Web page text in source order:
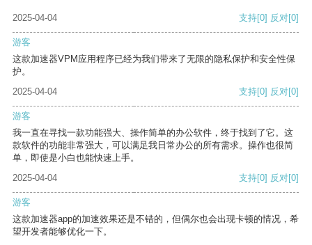
2025-04-04 支持[0] 反对[0]
游客
这款加速器VPM应用程序已经为我们带来了无限的隐私保护和安全性保
护。
2025-04-04
支持[0] 反对[0]
游客
我一直在寻找一款功能强大、操作简单的办公软件，终于找到了它。这
款软件的功能非常强大，可以满足我日常办公的所有需求。操作也很简
单，即使是小白也能快速上手。
2025-04-04
支持[0] 反对[0]
游客
这款加速器app的加速效果还是不错的，但偶尔也会出现卡顿的情况，希
望开发者能够优化一下。